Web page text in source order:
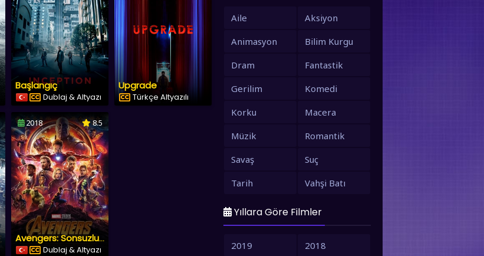
Başlangıç
Dublaj & Altyazı
Upgrade
Türkçe Altyazılı
2018 8.5
Avengers: Sonsuzluk Savaşı
Dublaj & Altyazı
Aile
Aksiyon
Animasyon
Bilim Kurgu
Dram
Fantastik
Gerilim
Komedi
Korku
Macera
Müzik
Romantik
Savaş
Suç
Tarih
Vahşi Batı
Yıllara Göre Filmler
2019
2018